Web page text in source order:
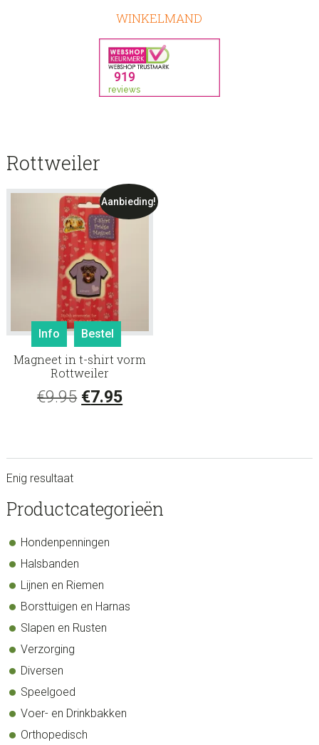
WINKELMAND
Rottweiler
Aanbieding!
Info Bestel
Magneet in t-shirt vorm
Rottweiler
€9.95 Oorspronkelijke
€7.95Huidige
Enig resultaat
sidebar
Store
Productcategorieën
Hondenpenningen
Halsbanden
Lijnen en Riemen
Borsttuigen en Harnas
Slapen en Rusten
Verzorging
Diversen
Speelgoed
Voer- en Drinkbakken
Orthopedisch